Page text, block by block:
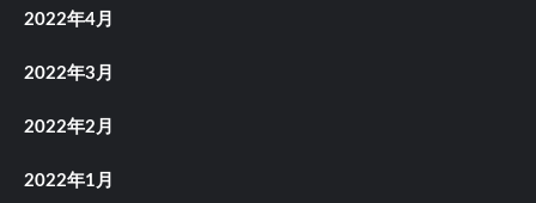
2022年4月
2022年3月
2022年2月
2022年1月